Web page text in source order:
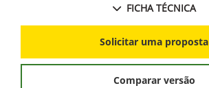
FICHA TÉCNICA
Solicitar uma proposta
Comparar versão